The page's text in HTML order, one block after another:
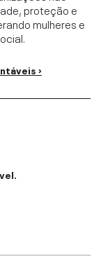
proteção e
mulheres e
›